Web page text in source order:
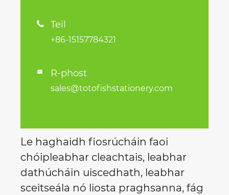
 Teil
+86-15157784321
 R-phost
sales@totofishstationery.com
Le haghaidh fiosrúcháin faoi
chóipleabhar cleachtais, leabhar
dathúcháin uiscedhath, leabhar
sceitseála nó liosta praghsanna, fág